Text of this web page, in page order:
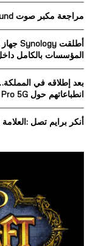
r
:
مراجعة مكبر صوت WiiM Sound
المؤسسات بالكامل
بعد إطلاقه في
انطباعاتهم حول TECNO POVA 8 Pro 5G
أنكر برايم تصل